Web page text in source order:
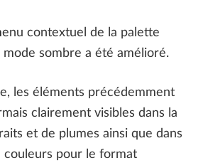
contextuel de la palette
mode sombre a été amélioré.
les éléments précédemment
clairement visibles dans la
et de plumes ainsi que dans
couleurs pour le format